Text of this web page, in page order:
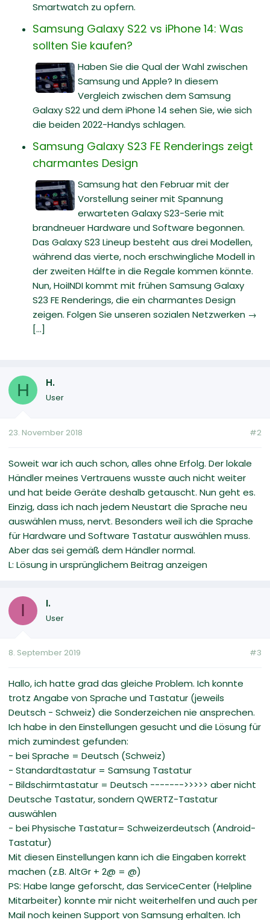
Smartwatch zu opfern.
Samsung Galaxy S22 vs iPhone 14: Was
sollten Sie kaufen?
Haben Sie die Qual der Wahl zwischen
Samsung und Apple? In diesem
Vergleich zwischen dem Samsung
Galaxy S22 und dem iPhone 14 sehen Sie, wie sich
die beiden 2022-Handys schlagen.
Samsung Galaxy S23 FE Renderings zeigt
charmantes Design
Samsung hat den Februar mit der
Vorstellung seiner mit Spannung
erwarteten Galaxy S23-Serie mit
brandneuer Hardware und Software begonnen.
Das Galaxy S23 Lineup besteht aus drei Modellen,
während das vierte, noch erschwingliche Modell in
der zweiten Hälfte in die Regale kommen könnte.
Nun, HoiINDI kommt mit frühen Samsung Galaxy
S23 FE Renderings, die ein charmantes Design
zeigen. Folgen Sie unseren sozialen Netzwerken →
[...]
H H.
User
23. November 2018 #2
Soweit war ich auch schon, alles ohne Erfolg. Der lokale
Händler meines Vertrauens wusste auch nicht weiter
und hat beide Geräte deshalb getauscht. Nun geht es.
Einzig, dass ich nach jedem Neustart die Sprache neu
auswählen muss, nervt. Besonders weil ich die Sprache
für Hardware und Software Tastatur auswählen muss.
Aber das sei gemäß dem Händler normal.
L: Lösung in ursprünglichem Beitrag anzeigen
I I.
User
8. September 2019 #3
Hallo, ich hatte grad das gleiche Problem. Ich konnte
trotz Angabe von Sprache und Tastatur (jeweils
Deutsch - Schweiz) die Sonderzeichen nie ansprechen.
Ich habe in den Einstellungen gesucht und die Lösung für
mich zumindest gefunden:
- bei Sprache = Deutsch (Schweiz)
- Standardtastatur = Samsung Tastatur
- Bildschirmtastatur = Deutsch ------->>>>> aber nicht
Deutsche Tastatur, sondern QWERTZ-Tastatur
auswählen
- bei Physische Tastatur= Schweizerdeutsch (Android-
Tastatur)
Mit diesen Einstellungen kann ich die Eingaben korrekt
machen (z.B. AltGr + 2@ = @)
PS: Habe lange geforscht, das ServiceCenter (Helpline
Mitarbeiter) konnte mir nicht weiterhelfen und auch per
Mail noch keinen Support von Samsung erhalten. Ich